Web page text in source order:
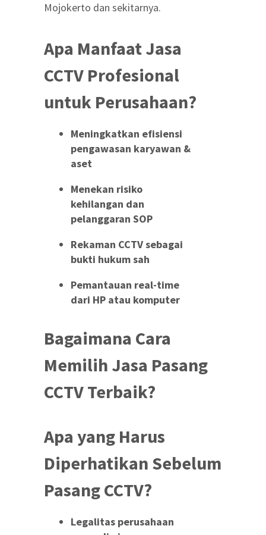
Mojokerto dan sekitarnya.
Apa Manfaat Jasa
CCTV Profesional
untuk Perusahaan?
Meningkatkan efisiensi
pengawasan karyawan &
aset
Menekan risiko
kehilangan dan
pelanggaran SOP
Rekaman CCTV sebagai
bukti hukum sah
Pemantauan real-time
dari HP atau komputer
Bagaimana Cara
Memilih Jasa Pasang
CCTV Terbaik?
Apa yang Harus
Diperhatikan Sebelum
Pasang CCTV?
Legalitas perusahaan